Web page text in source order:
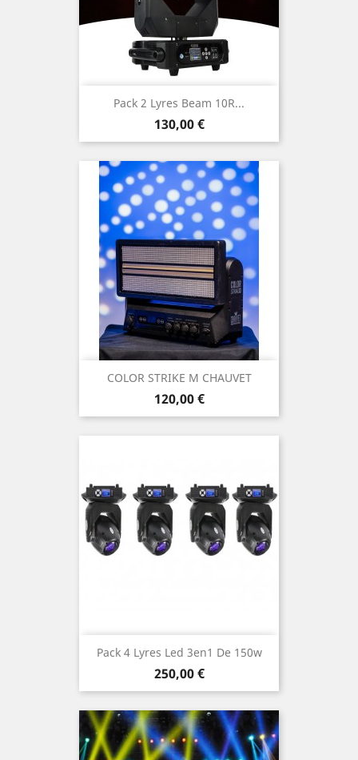
Pack 2 Lyres Beam 10R...
Prix
130,00 €
COLOR STRIKE M CHAUVET
Prix
120,00 €
Pack 4 Lyres Led 3en1 De 150w
Prix
250,00 €